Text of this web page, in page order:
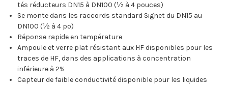
tés réducteurs DN15 à DN100 (½ à 4 pouces)
Se monte dans les raccords standard Signet du DN15 au
DN100 (½ à 4 po)
Réponse rapide en température
Ampoule et verre plat résistant aux HF disponibles pour les
traces de HF, dans des applications à concentration
inférieure à 2%
Capteur de faible conductivité disponible pour les liquides